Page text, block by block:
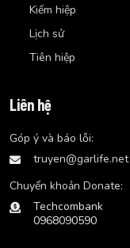
Kiếm hiệp
Lịch sử
Tiên hiệp
Liên hệ
Góp ý và báo lỗi:
truyen@garlife.net
Chuyển khoản Donate:
Techcombank
0968090590